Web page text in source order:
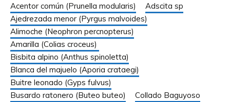
Acentor común (Prunella modularis)
Adscita sp
Ajedrezada menor (Pyrgus malvoides)
Alimoche (Neophron percnopterus)
Amarilla (Colias croceus)
Bisbita alpino (Anthus spinoletta)
Blanca del majuelo (Aporia crataegi)
Buitre leonado (Gyps fulvus)
Busardo ratonero (Buteo buteo)
Collado Baguyoso